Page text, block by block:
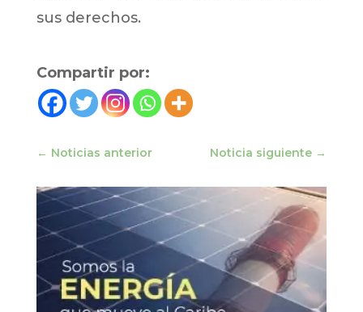
sus derechos.
Compartir por:
← Noticias anterior Noticia siguiente →